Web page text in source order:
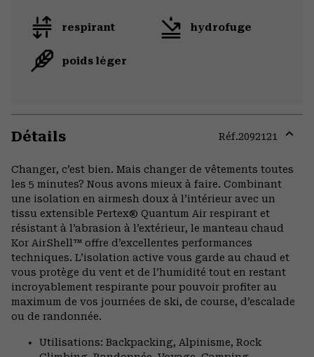
respirant hydrofuge
poids léger
Détails Réf.2092121
Changer, c’est bien. Mais changer de vêtements toutes
les 5 minutes? Nous avons mieux à faire. Combinant
une isolation en airmesh doux à l’intérieur avec un
tissu extensible Pertex® Quantum Air respirant et
résistant à l’abrasion à l’extérieur, le manteau chaud
Kor AirShell™ offre d’excellentes performances
techniques. L’isolation active vous garde au chaud et
vous protège du vent et de l’humidité tout en restant
incroyablement respirante pour pouvoir profiter au
maximum de vos journées de ski, de course, d’escalade
ou de randonnée.
Utilisations: Backpacking, Alpinisme, Rock